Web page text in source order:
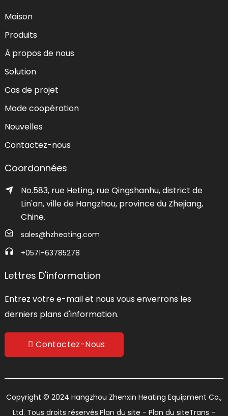
Maison
Produits
À propos de nous
Solution
Cas de projet
Mode coopération
Nouvelles
Contactez-nous
Coordonnées
No.583, rue Heting, rue Qingshanhu, district de
Lin'an, ville de Hangzhou, province du Zhejiang,
Chine.
sales@hzheating.com
+0571-63785278
Lettres D'information
Entrez votre e-mail et nous vous enverrons les
derniers plans d'information.
Contactez-Nous
Copyright © 2024 Hangzhou Zhenxin Heating Equipment Co.,
Ltd. Tous droits réservés.Plan du site - Plan du siteTrans -